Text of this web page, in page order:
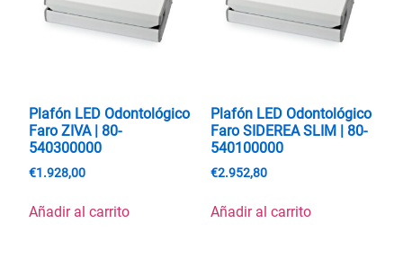
Plafón LED Odontológico
Faro ZIVA | 80-
540300000
€1.928,00
Añadir al carrito
Plafón LED Odontológico
Faro SIDEREA SLIM | 80-
540100000
€2.952,80
Añadir al carrito